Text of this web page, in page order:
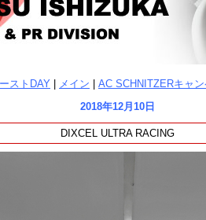
ストDAY メイン
AC SCHNITZERキャ
2018年12月10日
DIXCEL ULTRA RACING